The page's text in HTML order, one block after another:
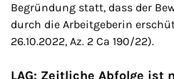
Begründung statt, dass der
durch die Arbeitgeberin
26.10.2022, Az. 2 Ca 190/22).
LAG: Zeitliche Abfolge ist